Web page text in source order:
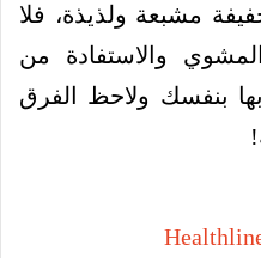
مشبعة ولذيذة، فلا
والاستفادة من
بنفسك ولاحظ الفرق